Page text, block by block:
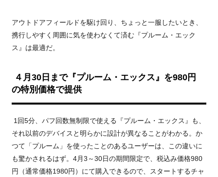
アウトドアフィールドを駆け回り、ちょっと一服したいとき、
携行しやすく周囲に気を使わなくて済む『プルーム・エック
ス』は最適だ。
４月 30 日まで『プルーム・エックス』を980 円
の特別価格で提供
1回5分、パフ回数無制限で使える『プルーム・エックス』も、
それ以前のデバイスと明らかに設計が異なることがわかる。か
つて「プルーム」を使ったことのあるユーザーは、この違いに
も驚かされるはず。 4月3 ～30日の期間限定で、税込み価格980
円（通常価格1980円）にて購入できるので、スタートするチャ